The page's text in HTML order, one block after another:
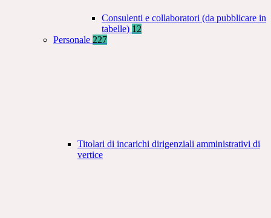
Consulenti e collaboratori (da pubblicare in
tabelle) 12
Personale 227
Titolari di incarichi dirigenziali amministrativi di
vertice